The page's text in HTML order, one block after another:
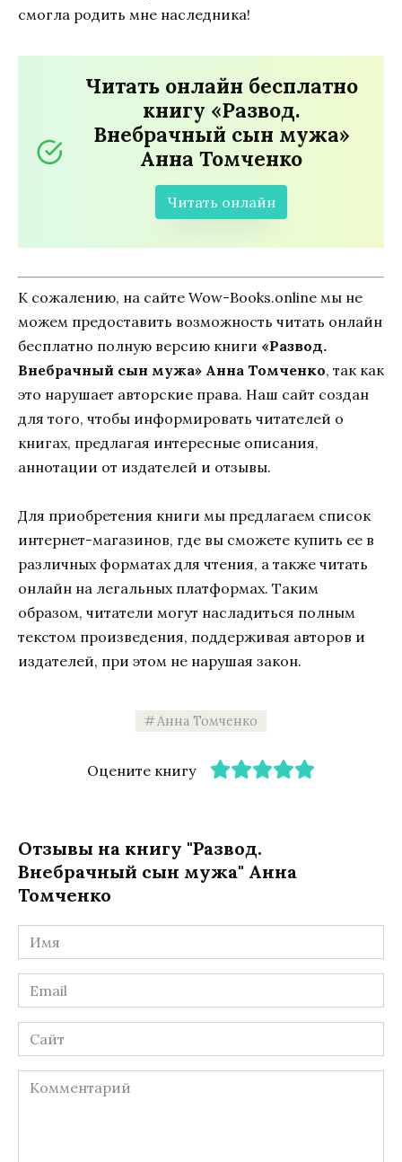
смогла родить мне наследника!
Читать онлайн бесплатно
книгу «Развод.
Внебрачный сын мужа»
Анна Томченко
Читать онлайн
К сожалению, на сайте Wow-Books.online мы не
можем предоставить возможность читать онлайн
бесплатно полную версию книги «Развод.
Внебрачный сын мужа» Анна Томченко, так как
это нарушает авторские права. Наш сайт создан
для того, чтобы информировать читателей о
книгах, предлагая интересные описания,
аннотации от издателей и отзывы.
Для приобретения книги мы предлагаем список
интернет-магазинов, где вы сможете купить ее в
различных форматах для чтения, а также читать
онлайн на легальных платформах. Таким
образом, читатели могут насладиться полным
текстом произведения, поддерживая авторов и
издателей, при этом не нарушая закон.
Анна Томченко
Оцените книгу
Отзывы на книгу "Развод.
Внебрачный сын мужа" Анна
Томченко
Имя
*
Email
*
Сайт
Комментарий